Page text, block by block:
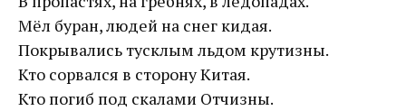
Мёл буран, людей на снег кидая.
Покрывались тусклым льдом крутизны.
Кто сорвался в сторону Китая.
Кто погиб под скалами Отчизны.